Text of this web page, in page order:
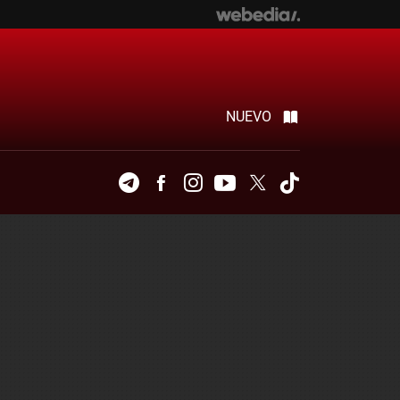
NUEVO
TelegramFacebookInstagramYoutubeTwitter